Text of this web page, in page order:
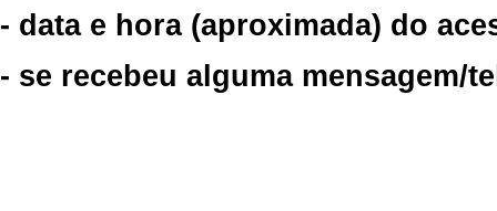
- data e hora (aproximada) do
- se recebeu alguma mensagem/